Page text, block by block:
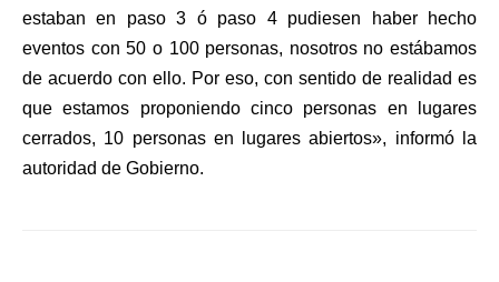
estaban en paso 3 ó paso 4 pudiesen haber hecho
eventos con 50 o 100 personas, nosotros no estábamos
de acuerdo con ello. Por eso, con sentido de realidad es
que estamos proponiendo cinco personas en lugares
cerrados, 10 personas en lugares abiertos», informó la
autoridad de Gobierno.